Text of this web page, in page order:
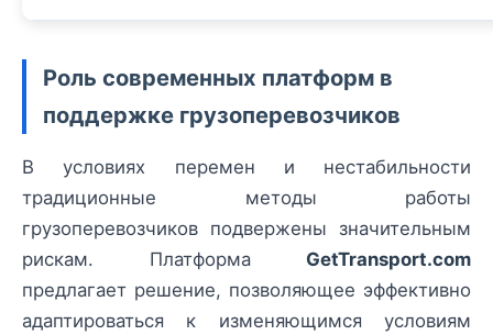
Роль современных платформ в
поддержке грузоперевозчиков
В условиях перемен и нестабильности
традиционные методы работы
грузоперевозчиков подвержены значительным
рискам. Платформа GetTransport.com
предлагает решение, позволяющее эффективно
адаптироваться к изменяющимся условиям